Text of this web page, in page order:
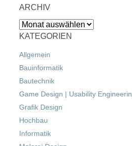
ARCHIV
Archiv
KATEGORIEN
Allgemein
Bauinformatik
Bautechnik
Game Design | Usability
Grafik Design
Hochbau
Informatik